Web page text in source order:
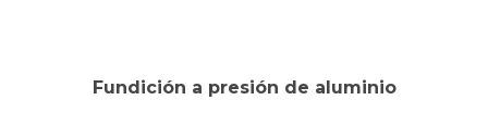
Fundición a presión de aluminio